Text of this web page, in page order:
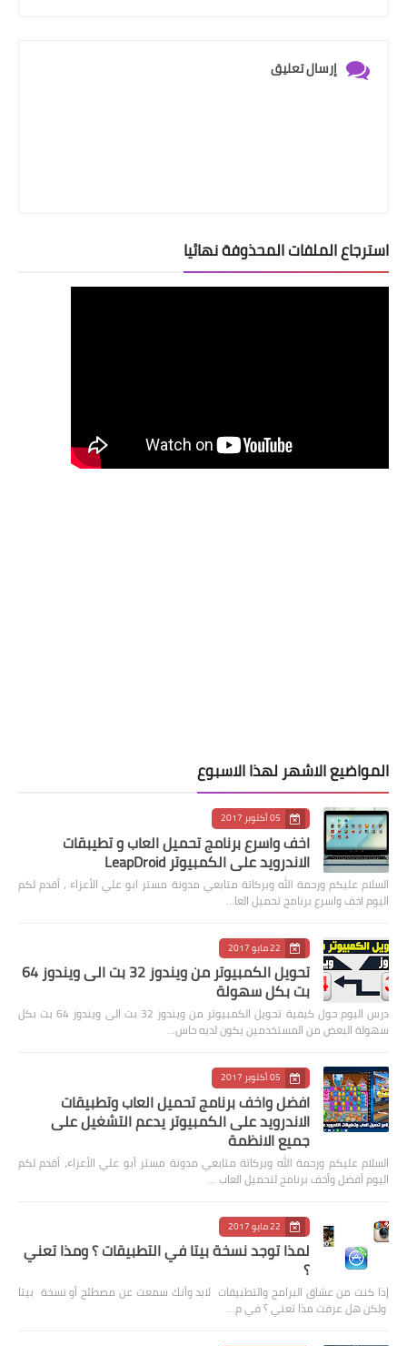
إرسال تعليق
استرجاع الملفات المحذوفة نهائيا
المواضيع الاشهر لهذا الاسبوع
05 أكتوبر 2017
اخف واسرع برنامج تحميل العاب و تطيبقات
الاندرويد على الكمبيوتر LeapDroid
السلام عليكم ورحمة الله وبركاتة متابعي مدونة مستر ابو علي الأعزاء ، أقدم لكم
اليوم اخف واسرع برنامج تحميل العا…
22 مايو 2017
تحويل الكمبيوتر من ويندوز 32 بت الى ويندوز 64
بت بكل سهولة
درس اليوم حول كيفية تحويل الكمبيوتر من ويندوز 32 بت الى ويندوز 64 بت بكل
سهولة البعض من المستخدمين يكون لديه حاس…
05 أكتوبر 2017
افضل واخف برنامج تحميل العاب وتطبيقات
الاندرويد على الكمبيوتر يدعم التشغيل على
جميع الانظمة
السلام عليكم ورحمة الله وبركاتة متابعي مدونة مستر أبو علي الأعزاء، أقدم لكم
اليوم أفضل وأخف برنامج لتحميل العاب …
22 مايو 2017
لمذا توجد نسخة بيتا في التطبيقات ؟ ومذا تعني
؟
إذا كنت من عشاق البرامج والتطبيقات لابد وأنك سمعت عن مصطلح أو نسخة بيتا
ولكن هل عرفت مذا تعني ؟ في م…